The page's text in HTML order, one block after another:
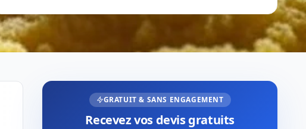
GRATUIT & SANS ENGAGEMENT
Recevez vos devis gratuits